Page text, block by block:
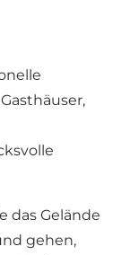
das Gelände
gehen,